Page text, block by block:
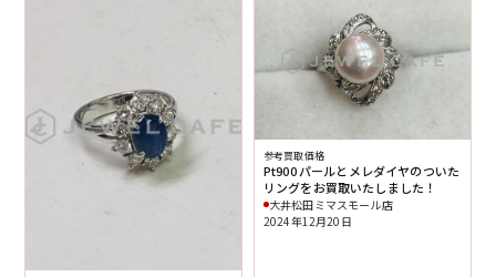
参考買取価格
Pt900 パールとメレダイヤのついた
リングをお買取いたしました！
大井松田ミマスモール店
2024年12月20日